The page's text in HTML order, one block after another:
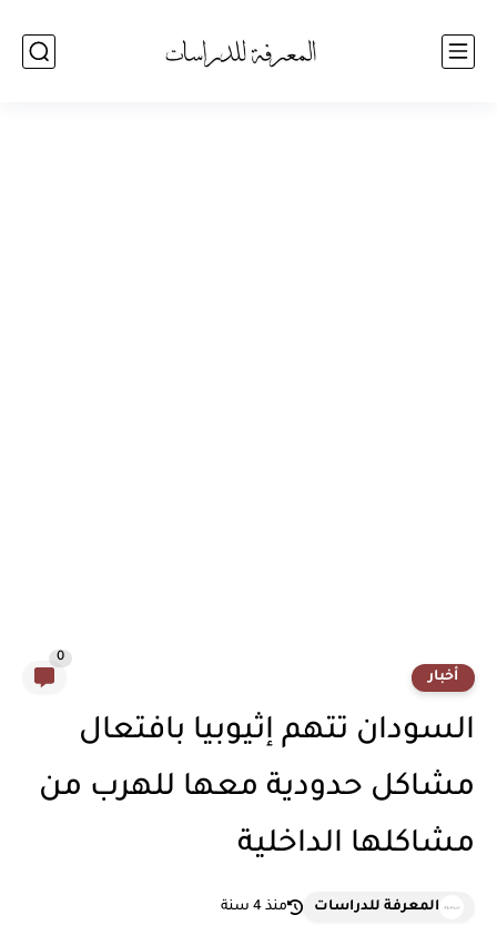
أخبار
0
السودان تتهم إثيوبيا بافتعال
مشاكل حدودية معها للهرب من
مشاكلها الداخلية
المعرفة للدراسات منذ 4 سنة